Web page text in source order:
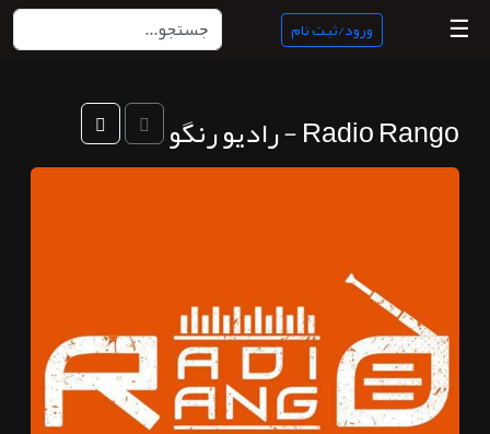
منبع
ناب
پادکست
ها
☰ ورود/ثبت نام
Radio Rango - رادیو رنگو